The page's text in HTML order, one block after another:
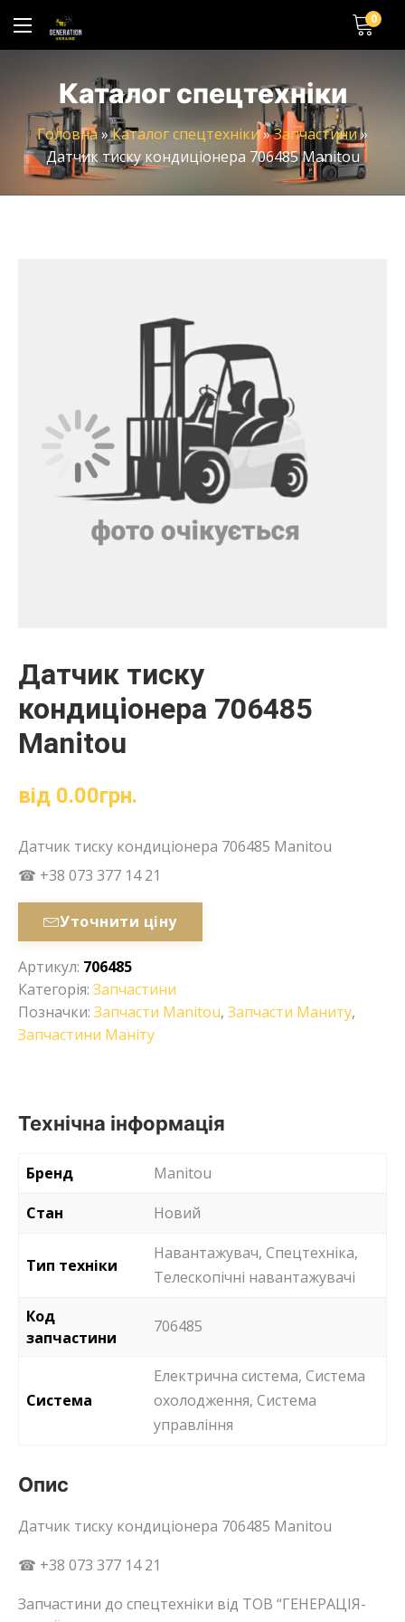
0
Каталог спецтехніки
Головна»Каталог спецтехніки»Запчастини»
Датчик тиску кондиціонера 706485 Manitou
Датчик тиску
кондиціонера 706485
Manitou
від 0.00грн.
Датчик тиску кондиціонера 706485 Manitou
☎ +38 073 377 14 21
Уточнити ціну
Артикул: 706485
Категорія: Запчастини
Позначки: Запчасти Manitou, Запчасти Маниту,
Запчастини Маніту
Технічна інформація
Бренд
Manitou
Стан
Новий
Тип техніки
Навантажувач, Спецтехніка,
Телескопічні навантажувачі
Код
запчастини
706485
Система
Електрична система, Система
охолодження, Система
управління
Опис
Датчик тиску кондиціонера 706485 Manitou
☎ +38 073 377 14 21
Запчастини до спецтехніки від ТОВ “ГЕНЕРАЦІЯ-